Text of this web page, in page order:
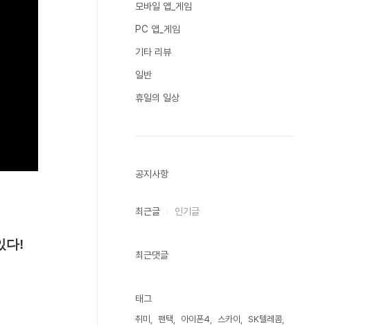
다!
모바일 앱_게임
PC 앱_게임
기타 리뷰
일반
휴일의 일상
공지사항
최근글 인기글
최근댓글
태그
취미 팬택 아이폰4 스카이
SK텔레콤